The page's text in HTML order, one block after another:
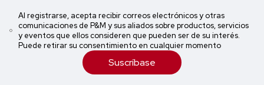
Al registrarse, acepta recibir correos electrónicos y otras
comunicaciones de P&M y sus aliados sobre productos, servicios
y eventos que ellos consideren que pueden ser de su interés.
Puede retirar su consentimiento en cualquier momento
Suscríbase